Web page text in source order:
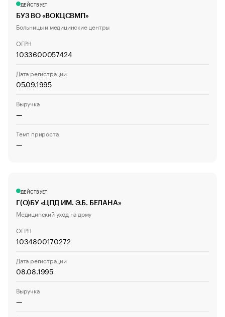
ДЕЙСТВУЕТ
БУЗ ВО «ВОКЦСВМП»
Больницы и медицинские центры
ОГРН
1033600057424
Дата регистрации
05.09.1995
Выручка
—
Темп прироста
—
ДЕЙСТВУЕТ
Г(О)БУ «ЦПД ИМ. Э.Б. БЕЛАНА»
Медицинский уход на дому
ОГРН
1034800170272
Дата регистрации
08.08.1995
Выручка
—